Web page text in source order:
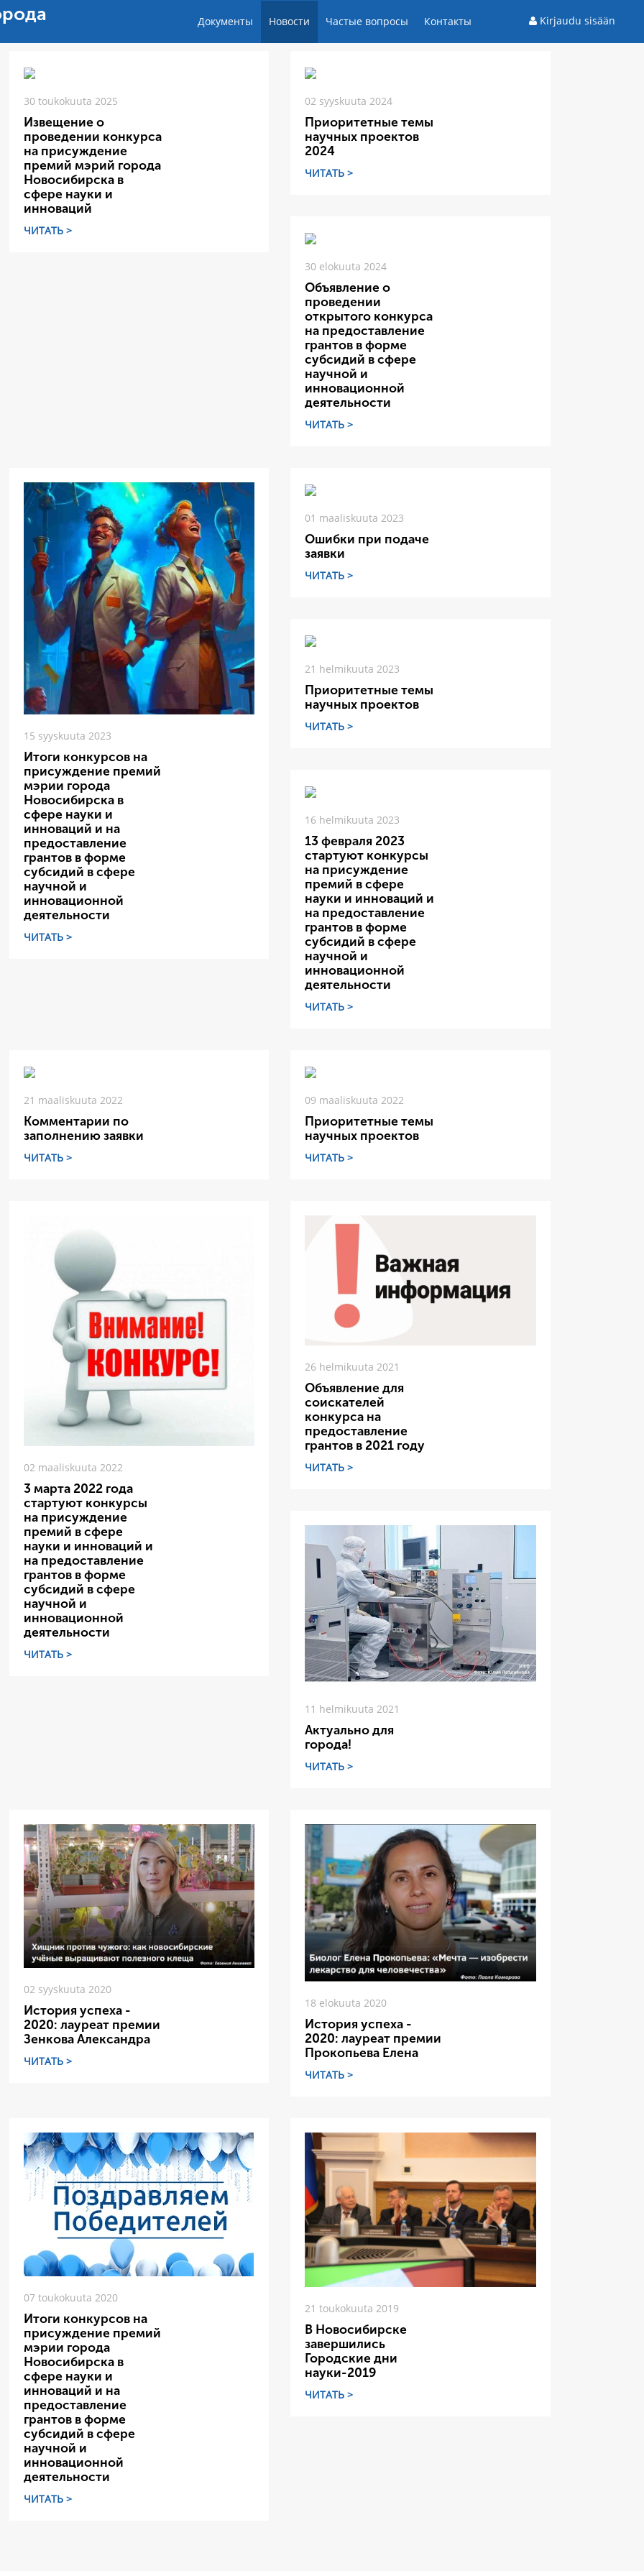
Документы Новости Частые вопросы Контакты Kirjaudu sisään
30 toukokuuta 2025
Извещение о
проведении конкурса
на присуждение
премий мэрий города
Новосибирска в
сфере науки и
инноваций
ЧИТАТЬ >
02 syyskuuta 2024
Приоритетные темы
научных проектов
2024
ЧИТАТЬ >
30 elokuuta 2024
Объявление о
проведении
открытого конкурса
на предоставление
грантов в форме
субсидий в сфере
научной и
инновационной
деятельности
ЧИТАТЬ >
15 syyskuuta 2023
Итоги конкурсов на
присуждение премий
мэрии города
Новосибирска в
сфере науки и
инноваций и на
предоставление
грантов в форме
субсидий в сфере
научной и
инновационной
деятельности
ЧИТАТЬ >
01 maaliskuuta 2023
Ошибки при подаче
заявки
ЧИТАТЬ >
21 helmikuuta 2023
Приоритетные темы
научных проектов
ЧИТАТЬ >
16 helmikuuta 2023
13 февраля 2023
стартуют конкурсы
на присуждение
премий в сфере
науки и инноваций и
на предоставление
грантов в форме
субсидий в сфере
научной и
инновационной
деятельности
ЧИТАТЬ >
21 maaliskuuta 2022
Комментарии по
заполнению заявки
ЧИТАТЬ >
09 maaliskuuta 2022
Приоритетные темы
научных проектов
ЧИТАТЬ >
02 maaliskuuta 2022
3 марта 2022 года
стартуют конкурсы
на присуждение
премий в сфере
науки и инноваций и
на предоставление
грантов в форме
субсидий в сфере
научной и
инновационной
деятельности
ЧИТАТЬ >
26 helmikuuta 2021
Объявление для
соискателей
конкурса на
предоставление
грантов в 2021 году
ЧИТАТЬ >
11 helmikuuta 2021
Актуально для
города!
ЧИТАТЬ >
02 syyskuuta 2020
История успеха -
2020: лауреат премии
Зенкова Александра
ЧИТАТЬ >
18 elokuuta 2020
История успеха -
2020: лауреат премии
Прокопьева Елена
ЧИТАТЬ >
07 toukokuuta 2020
Итоги конкурсов на
присуждение премий
мэрии города
Новосибирска в
сфере науки и
инноваций и на
предоставление
грантов в форме
субсидий в сфере
научной и
инновационной
деятельности
ЧИТАТЬ >
21 toukokuuta 2019
В Новосибирске
завершились
Городские дни
науки-2019
ЧИТАТЬ >